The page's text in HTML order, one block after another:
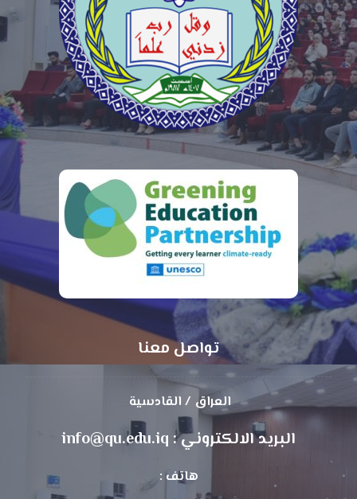
تواصل معنا
العراق / القادسية
البريد الالكتروني : info@qu.edu.iq
هاتف :